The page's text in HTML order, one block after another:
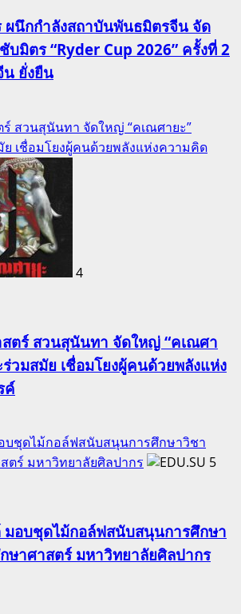
ผนึกกำลังสถาบันพันธมิตรจีน จัด
มิตร “Ryder Cup 2026” ครั้งที่ 2
ยั่งยืน
สวนสุนันทา จัดใหญ่ “คเณศายะ”
เชื่อมโยงผู้คนด้วยพลังแห่งความคิด
4
ตร์ สวนสุนันทา จัดใหญ่ “คเณศา
ร่วมสมัย เชื่อมโยงผู้คนด้วยพลังแห่ง
ค์
ชุดไม้กอล์ฟสนับสนุนการศึกษาวิชา
ร์ มหาวิทยาลัยศิลปากร
5
อบชุดไม้กอล์ฟสนับสนุนการศึกษา
าศาสตร์ มหาวิทยาลัยศิลปากร